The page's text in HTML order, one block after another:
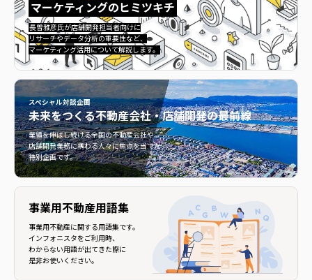
マーケティングのヒミツキチ
長曽雅彦氏が店舗開発担当者向けに
リサーチやデータ分析の重要性など、
マーケティング活用について解説します。
マーケティングのヒミツキチ">
スペシャル対談企画
未来をつくる不動産会社・店舗開発の最前線
業績を伸ばし続ける全国の不動産会社や
店舗開発業務に携わる人々に焦点を当てた
特別企画です。
不動産会社・店舗開発の最前線">
事業用不動産用語集
事業用不動産に関する用語集です。
インフォニスタをご利用時、
わからない用語が出てきた際に
是非お使いください。